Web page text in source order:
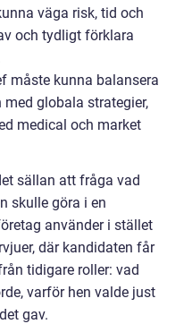
väga risk, tid och
och tydligt förklara
måste kunna balansera
globala strategier,
medical och market
sällan att fråga vad
skulle göra i en
använder i stället
där kandidaten får
tidigare roller: vad
varför hen valde just
gav.